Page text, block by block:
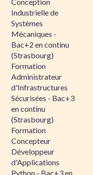
Industrielle de
Systèmes
Mécaniques -
Bac+2 en continu
(Strasbourg)
Formation
Administrateur
d'Infrastructures
Sécurisées - Bac+3
en continu
(Strasbourg)
Formation
Concepteur
Développeur
d'Applications
Python - Bac+3 en